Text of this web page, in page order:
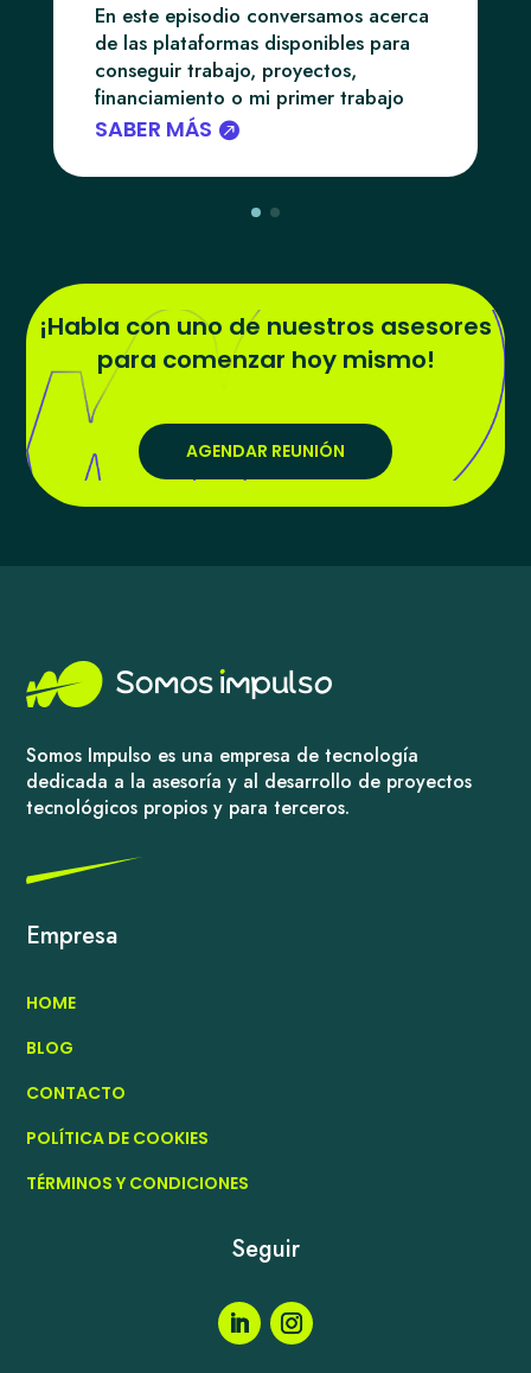
En este episodio conversamos acerca
de las plataformas disponibles para
conseguir trabajo, proyectos,
financiamiento o mi primer trabajo
SABER MÁS
¡Habla con uno de nuestros asesores
para comenzar hoy mismo!
AGENDAR REUNIÓN
Somos Impulso es una empresa de tecnología
dedicada a la asesoría y al desarrollo de proyectos
tecnológicos propios y para terceros.
Empresa
HOME
BLOG
CONTACTO
POLÍTICA DE COOKIES
TÉRMINOS Y CONDICIONES
Seguir